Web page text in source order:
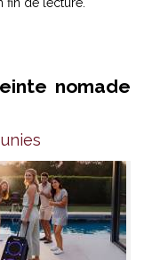
nomade